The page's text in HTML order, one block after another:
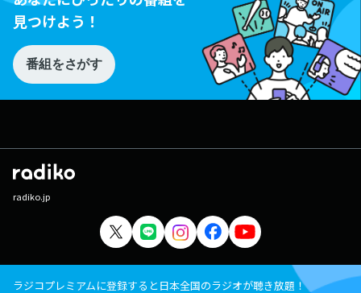
見つけよう！
番組をさがす
radiko.jp
ラジコプレミアムに登録すると日本全国のラジオが聴き放題！